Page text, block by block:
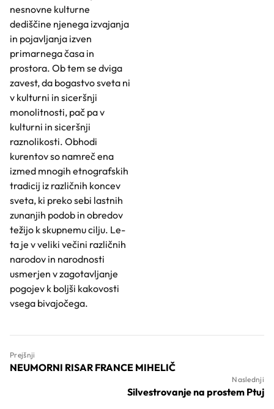
nesnovne kulturne
dediščine njenega izvajanja
in pojavljanja izven
primarnega časa in
prostora. Ob tem se dviga
zavest, da bogastvo sveta ni
v kulturni in siceršnji
monolitnosti, pač pa v
kulturni in siceršnji
raznolikosti. Obhodi
kurentov so namreč ena
izmed mnogih etnografskih
tradicij iz različnih koncev
sveta, ki preko sebi lastnih
zunanjih podob in obredov
težijo k skupnemu cilju. Le-
ta je v veliki večini različnih
narodov in narodnosti
usmerjen v zagotavljanje
pogojev k boljši kakovosti
vsega bivajočega.
Prejšnji
NEUMORNI RISAR FRANCE MIHELIČ
Naslednji
Silvestrovanje na prostem Ptuj